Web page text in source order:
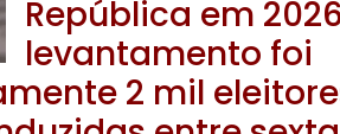
República em
levantamento foi
2 mil